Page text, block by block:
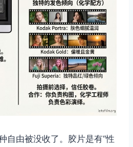
自由被没收了。胶片是有“性